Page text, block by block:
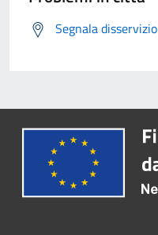
Segnala disservizio